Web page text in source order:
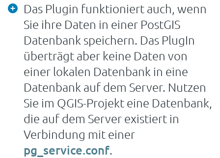
Das Plugin funktioniert auch, wenn
Sie ihre Daten in einer PostGIS
Datenbank speichern. Das PlugIn
überträgt aber keine Daten von
einer lokalen Datenbank in eine
Datenbank auf dem Server. Nutzen
Sie im QGIS-Projekt eine Datenbank,
die auf dem Server existiert in
Verbindung mit einer
pg_service.conf.